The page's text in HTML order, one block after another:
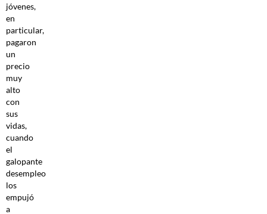
jóvenes,
en
particular,
pagaron
un
precio
muy
alto
con
sus
vidas,
cuando
el
galopante
desempleo
los
empujó
a